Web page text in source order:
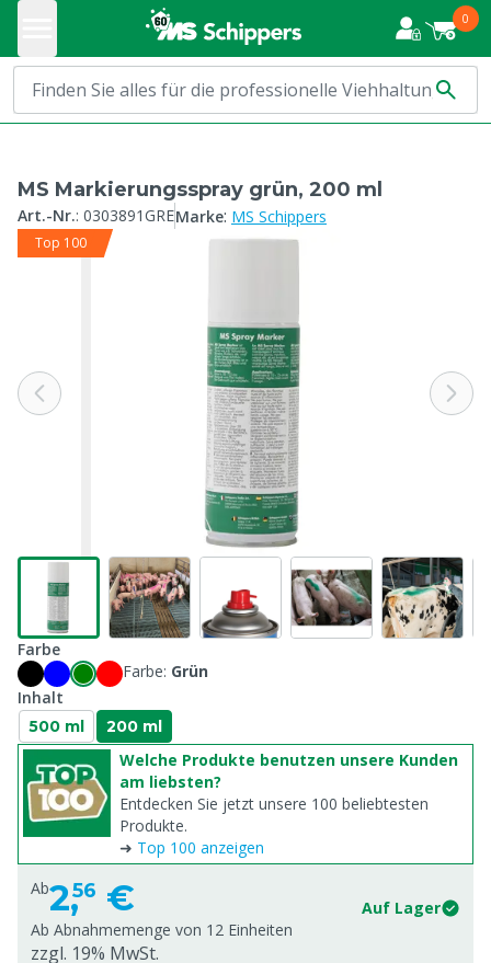
0
MS Markierungsspray grün, 200 ml
Art.-Nr.: 0303891GREMarke: MS Schippers
Top 100
Farbe
Farbe: Grün
Inhalt
500 ml 200 ml
Welche Produkte benutzen unsere Kunden
am liebsten?
Entdecken Sie jetzt unsere 100 beliebtesten
Produkte.
➜ Top 100 anzeigen
Ab2,56 €
Auf Lager
Ab Abnahmemenge von 12 Einheiten
zzgl. 19% MwSt.